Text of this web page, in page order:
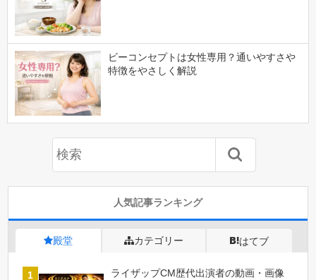
ビーコンセプトは女性専用？通いやすさや
特徴をやさしく解説
人気記事ランキング
殿堂 カテゴリー はてブ
ライザップCM歴代出演者の動画・画像